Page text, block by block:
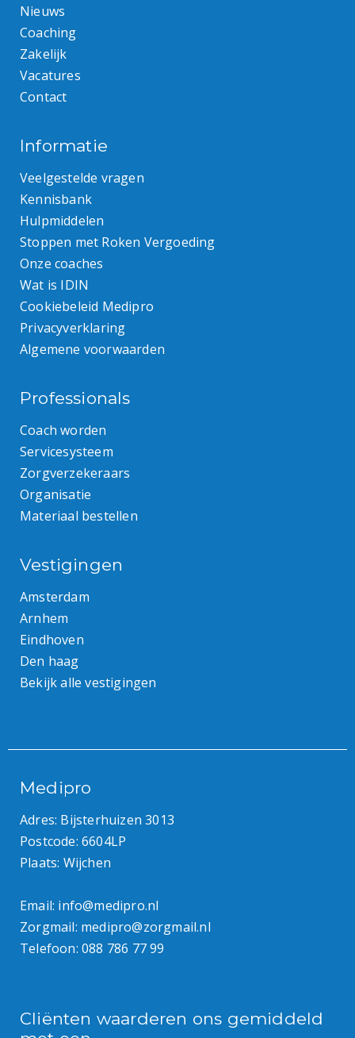
Nieuws
Coaching
Zakelijk
Vacatures
Contact
Informatie
Veelgestelde vragen
Kennisbank
Hulpmiddelen
Stoppen met Roken Vergoeding
Onze coaches
Wat is IDIN
Cookiebeleid Medipro
Privacyverklaring
Algemene voorwaarden
Professionals
Coach worden
Servicesysteem
Zorgverzekeraars
Organisatie
Materiaal bestellen
Vestigingen
Amsterdam
Arnhem
Eindhoven
Den haag
Bekijk alle vestigingen
Medipro
Adres: Bijsterhuizen 3013
Postcode: 6604LP
Plaats: Wijchen
Email: info@medipro.nl
Zorgmail: medipro@zorgmail.nl
Telefoon: 088 786 77 99
Cliënten waarderen ons gemiddeld